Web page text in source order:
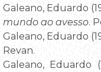
Galeano, Eduardo
mundo ao avesso.
Galeano, Eduardo
Revan.
Galeano, Eduardo